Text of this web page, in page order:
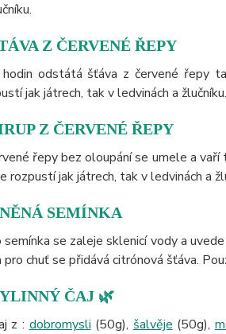
Z ČERVENÉ ŘEPY
odstátá šťáva z červené řepy
jak játrech, tak v ledvinách a žlučníku.
Z ČERVENÉ ŘEPY
řepy bez oloupání se umele a
rozpustí jak játrech, tak v ledvinách a
SEMÍNKA
semínka se zaleje sklenicí vody a
pro chuť se přidává citrónová šťáva.
ČAJ 🌿
z : dobromysli (50g), šalvěje (50g),